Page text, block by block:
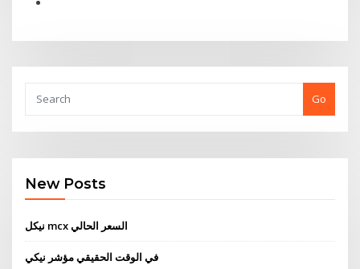
Go
New Posts
نيكل mcx السعر الحالي
في الوقت الحقيقي مؤشر نيكي